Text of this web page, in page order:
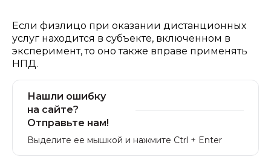
Если физлицо при оказании дистанционных
услуг находится в субъекте, включенном в
эксперимент, то оно также вправе применять
НПД.
Нашли ошибку
на сайте?
Отправьте нам!
Выделите ее мышкой и нажмите Ctrl + Enter